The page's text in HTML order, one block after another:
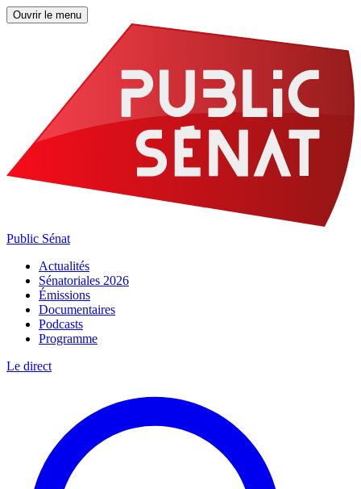
Ouvrir le menu
Public Sénat
Actualités
Sénatoriales 2026
Émissions
Documentaires
Podcasts
Programme
Le direct